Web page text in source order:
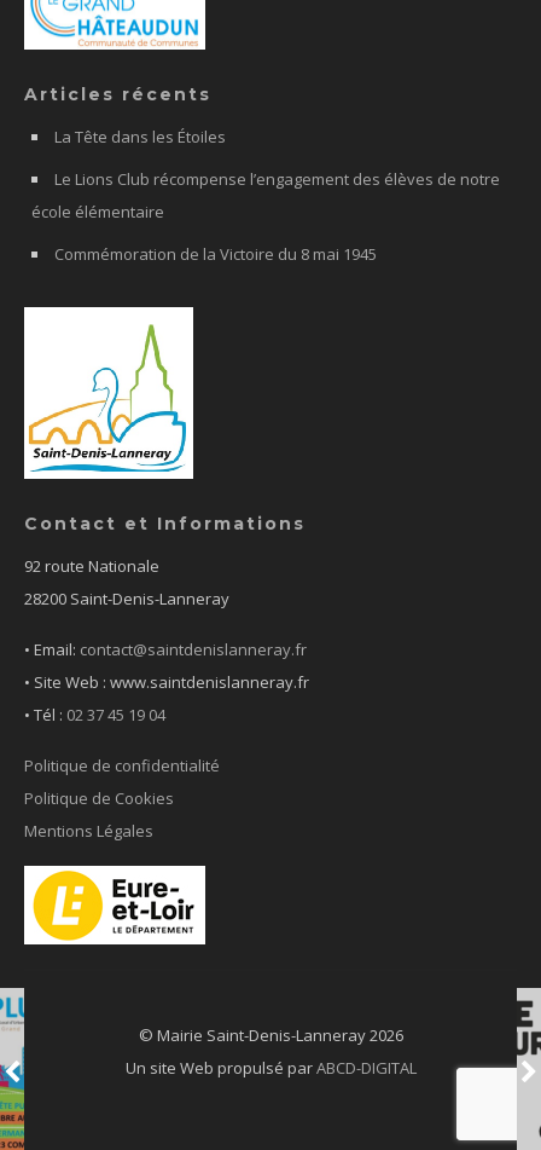
Articles récents
La Tête dans les Étoiles
Le Lions Club récompense l’engagement des élèves de notre
école élémentaire
Commémoration de la Victoire du 8 mai 1945
Contact et Informations
92 route Nationale
28200 Saint-Denis-Lanneray
• Email: contact@saintdenislanneray.fr
• Site Web : www.saintdenislanneray.fr
• Tél : 02 37 45 19 04
Politique de confidentialité
Politique de Cookies
Mentions Légales
© Mairie Saint-Denis-Lanneray 2026
Un site Web propulsé parABCD-DIGITAL